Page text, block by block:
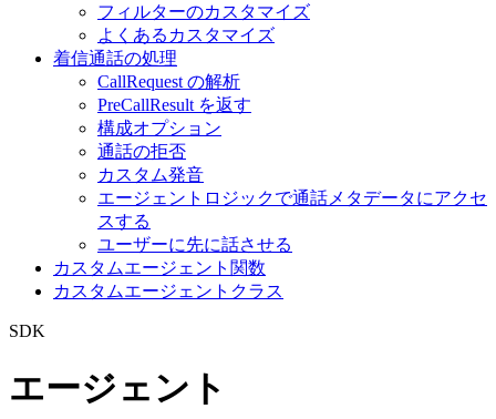
フィルターのカスタマイズ
よくあるカスタマイズ
着信通話の処理
CallRequest の解析
PreCallResult を返す
構成オプション
通話の拒否
カスタム発音
エージェントロジックで通話メタデータにアクセ
スする
ユーザーに先に話させる
カスタムエージェント関数
カスタムエージェントクラス
SDK
エージェント